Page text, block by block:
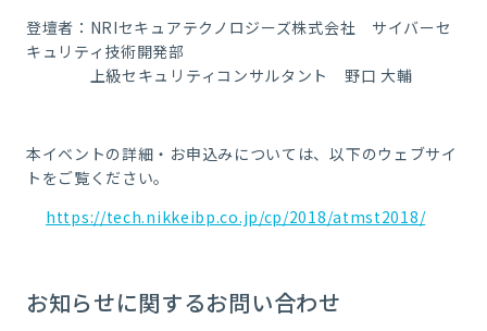
登壇者：NRIセキュアテクノロジーズ株式会社 サイバーセ
キュリティ技術開発部
上級セキュリティコンサルタント 野口 大輔
本イベントの詳細・お申込みについては、以下のウェブサイ
トをご覧ください。
https://tech.nikkeibp.co.jp/cp/2018/atmst2018/
お知らせに関するお問い合わせ